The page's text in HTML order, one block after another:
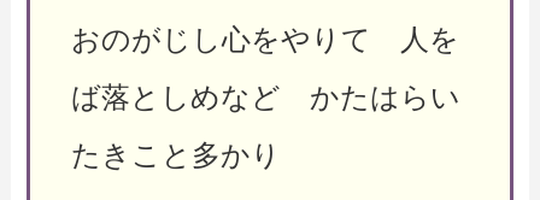
おのがじし心をやりて 人を
ば落としめなど かたはらい
たきこと多かり